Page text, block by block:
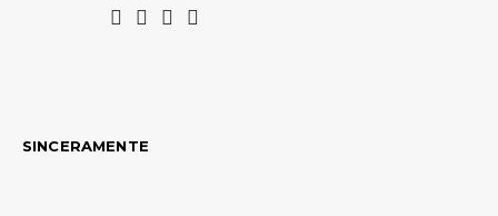
SINCERAMENTE